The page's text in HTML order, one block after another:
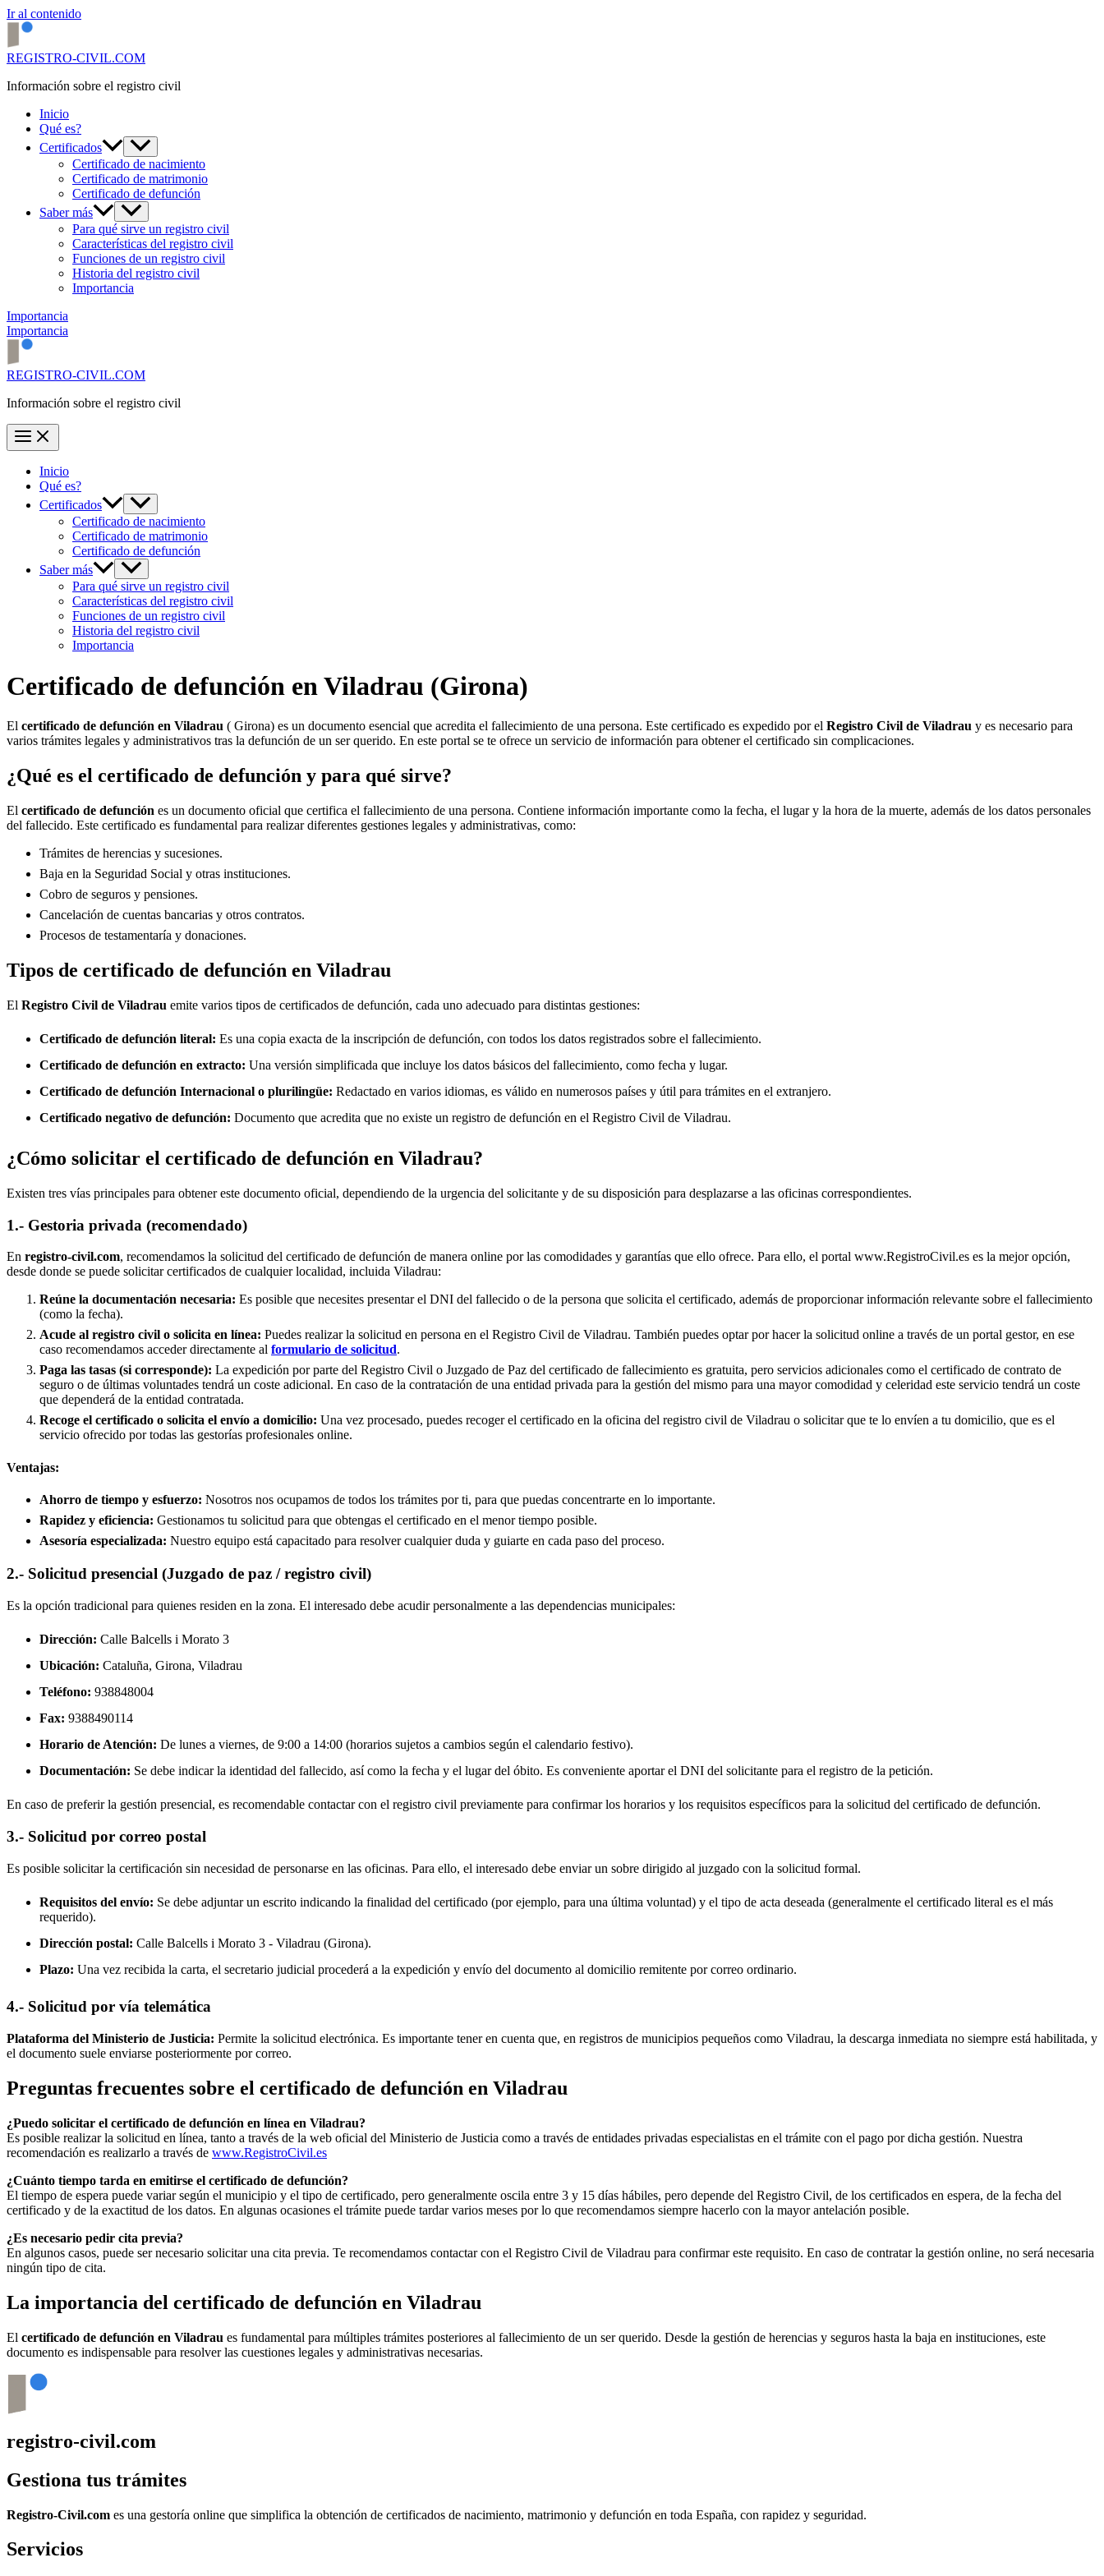
Ir al contenido
REGISTRO-CIVIL.COM
Información sobre el registro civil
Inicio
Qué es?
Certificados
Certificado de nacimiento
Certificado de matrimonio
Certificado de defunción
Saber más
Para qué sirve un registro civil
Características del registro civil
Funciones de un registro civil
Historia del registro civil
Importancia
Importancia
Importancia
REGISTRO-CIVIL.COM
Información sobre el registro civil
Inicio
Qué es?
Certificados
Certificado de nacimiento
Certificado de matrimonio
Certificado de defunción
Saber más
Para qué sirve un registro civil
Características del registro civil
Funciones de un registro civil
Historia del registro civil
Importancia
Certificado de defunción en Viladrau (Girona)
El certificado de defunción en Viladrau ( Girona) es un documento esencial que acredita el fallecimiento de una persona. Este certificado es expedido por el Registro Civil de Viladrau y es necesario para
varios trámites legales y administrativos tras la defunción de un ser querido. En este portal se te ofrece un servicio de información para obtener el certificado sin complicaciones.
¿Qué es el certificado de defunción y para qué sirve?
El certificado de defunción es un documento oficial que certifica el fallecimiento de una persona. Contiene información importante como la fecha, el lugar y la hora de la muerte, además de los datos personales
del fallecido. Este certificado es fundamental para realizar diferentes gestiones legales y administrativas, como:
Trámites de herencias y sucesiones.
Baja en la Seguridad Social y otras instituciones.
Cobro de seguros y pensiones.
Cancelación de cuentas bancarias y otros contratos.
Procesos de testamentaría y donaciones.
Tipos de certificado de defunción en Viladrau
El Registro Civil de Viladrau emite varios tipos de certificados de defunción, cada uno adecuado para distintas gestiones:
Certificado de defunción literal: Es una copia exacta de la inscripción de defunción, con todos los datos registrados sobre el fallecimiento.
Certificado de defunción en extracto: Una versión simplificada que incluye los datos básicos del fallecimiento, como fecha y lugar.
Certificado de defunción Internacional o plurilingüe: Redactado en varios idiomas, es válido en numerosos países y útil para trámites en el extranjero.
Certificado negativo de defunción: Documento que acredita que no existe un registro de defunción en el Registro Civil de Viladrau.
¿Cómo solicitar el certificado de defunción en Viladrau?
Existen tres vías principales para obtener este documento oficial, dependiendo de la urgencia del solicitante y de su disposición para desplazarse a las oficinas correspondientes.
1.- Gestoria privada (recomendado)
En registro-civil.com, recomendamos la solicitud del certificado de defunción de manera online por las comodidades y garantías que ello ofrece. Para ello, el portal www.RegistroCivil.es es la mejor opción,
desde donde se puede solicitar certificados de cualquier localidad, incluida Viladrau:
Reúne la documentación necesaria: Es posible que necesites presentar el DNI del fallecido o de la persona que solicita el certificado, además de proporcionar información relevante sobre el fallecimiento
(como la fecha).
Acude al registro civil o solicita en línea: Puedes realizar la solicitud en persona en el Registro Civil de Viladrau. También puedes optar por hacer la solicitud online a través de un portal gestor, en ese
caso recomendamos acceder directamente al formulario de solicitud.
Paga las tasas (si corresponde): La expedición por parte del Registro Civil o Juzgado de Paz del certificado de fallecimiento es gratuita, pero servicios adicionales como el certificado de contrato de
seguro o de últimas voluntades tendrá un coste adicional. En caso de la contratación de una entidad privada para la gestión del mismo para una mayor comodidad y celeridad este servicio tendrá un coste
que dependerá de la entidad contratada.
Recoge el certificado o solicita el envío a domicilio: Una vez procesado, puedes recoger el certificado en la oficina del registro civil de Viladrau o solicitar que te lo envíen a tu domicilio, que es el
servicio ofrecido por todas las gestorías profesionales online.
Ventajas:
Ahorro de tiempo y esfuerzo: Nosotros nos ocupamos de todos los trámites por ti, para que puedas concentrarte en lo importante.
Rapidez y eficiencia: Gestionamos tu solicitud para que obtengas el certificado en el menor tiempo posible.
Asesoría especializada: Nuestro equipo está capacitado para resolver cualquier duda y guiarte en cada paso del proceso.
2.- Solicitud presencial (Juzgado de paz / registro civil)
Es la opción tradicional para quienes residen en la zona. El interesado debe acudir personalmente a las dependencias municipales:
Dirección: Calle Balcells i Morato 3
Ubicación: Cataluña, Girona, Viladrau
Teléfono: 938848004
Fax: 9388490114
Horario de Atención: De lunes a viernes, de 9:00 a 14:00 (horarios sujetos a cambios según el calendario festivo).
Documentación: Se debe indicar la identidad del fallecido, así como la fecha y el lugar del óbito. Es conveniente aportar el DNI del solicitante para el registro de la petición.
En caso de preferir la gestión presencial, es recomendable contactar con el registro civil previamente para confirmar los horarios y los requisitos específicos para la solicitud del certificado de defunción.
3.- Solicitud por correo postal
Es posible solicitar la certificación sin necesidad de personarse en las oficinas. Para ello, el interesado debe enviar un sobre dirigido al juzgado con la solicitud formal.
Requisitos del envío: Se debe adjuntar un escrito indicando la finalidad del certificado (por ejemplo, para una última voluntad) y el tipo de acta deseada (generalmente el certificado literal es el más
requerido).
Dirección postal: Calle Balcells i Morato 3 - Viladrau (Girona).
Plazo: Una vez recibida la carta, el secretario judicial procederá a la expedición y envío del documento al domicilio remitente por correo ordinario.
4.- Solicitud por vía telemática
Plataforma del Ministerio de Justicia: Permite la solicitud electrónica. Es importante tener en cuenta que, en registros de municipios pequeños como Viladrau, la descarga inmediata no siempre está habilitada, y
el documento suele enviarse posteriormente por correo.
Preguntas frecuentes sobre el certificado de defunción en Viladrau
¿Puedo solicitar el certificado de defunción en línea en Viladrau?
Es posible realizar la solicitud en línea, tanto a través de la web oficial del Ministerio de Justicia como a través de entidades privadas especialistas en el trámite con el pago por dicha gestión. Nuestra
recomendación es realizarlo a través de www.RegistroCivil.es
¿Cuánto tiempo tarda en emitirse el certificado de defunción?
El tiempo de espera puede variar según el municipio y el tipo de certificado, pero generalmente oscila entre 3 y 15 días hábiles, pero depende del Registro Civil, de los certificados en espera, de la fecha del
certificado y de la exactitud de los datos. En algunas ocasiones el trámite puede tardar varios meses por lo que recomendamos siempre hacerlo con la mayor antelación posible.
¿Es necesario pedir cita previa?
En algunos casos, puede ser necesario solicitar una cita previa. Te recomendamos contactar con el Registro Civil de Viladrau para confirmar este requisito. En caso de contratar la gestión online, no será necesaria
ningún tipo de cita.
La importancia del certificado de defunción en Viladrau
El certificado de defunción en Viladrau es fundamental para múltiples trámites posteriores al fallecimiento de un ser querido. Desde la gestión de herencias y seguros hasta la baja en instituciones, este
documento es indispensable para resolver las cuestiones legales y administrativas necesarias.
registro-civil.com
Gestiona tus trámites
Registro-Civil.com es una gestoría online que simplifica la obtención de certificados de nacimiento, matrimonio y defunción en toda España, con rapidez y seguridad.
Servicios